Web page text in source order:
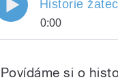
Historie
0:00
Povídáme si o